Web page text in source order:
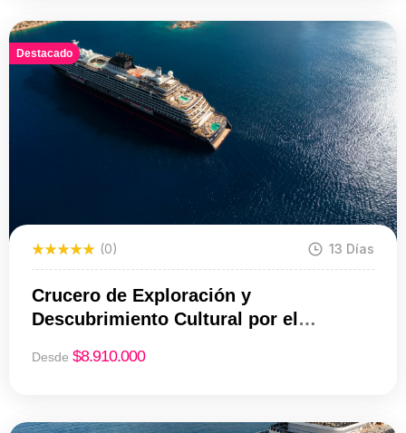
Destacado
(0) 13 Días
Crucero de Exploración y
Descubrimiento Cultural por el
EXPLORA I
Desde $8.910.000